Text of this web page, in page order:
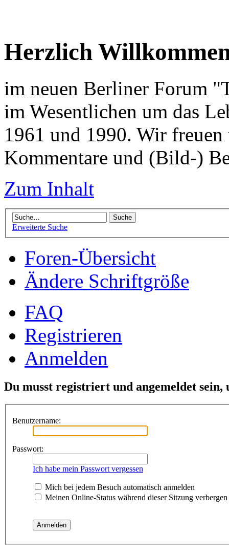
Herzlich
im neuen Berliner Forum
im Wesentlichen um das
1961 und 1990. Wir freuen
Kommentare und (Bild-)
Zum Inhalt
Erweiterte Suche
Foren-Übersicht
Ändere Schriftgröße
FAQ
Registrieren
Anmelden
Du musst registriert und angemeldet
Benutzername:
Passwort:
Ich habe mein Passwort vergessen
Mich bei jedem Besuch automatisch anmelden
Meinen Online-Status während dieser Sitzung verbergen